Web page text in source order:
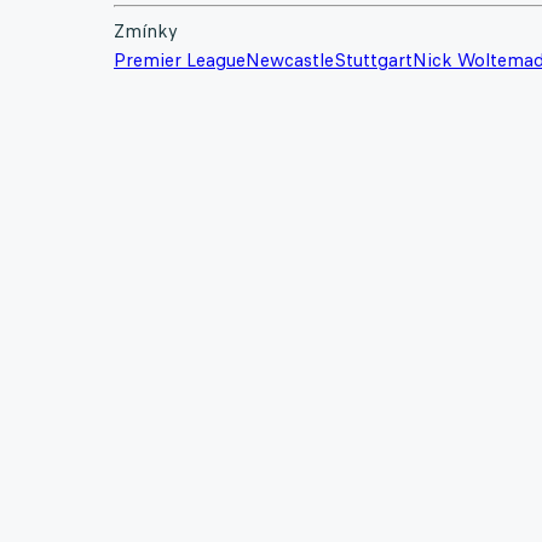
Zmínky
Premier LeagueNewcastleStuttgartNick